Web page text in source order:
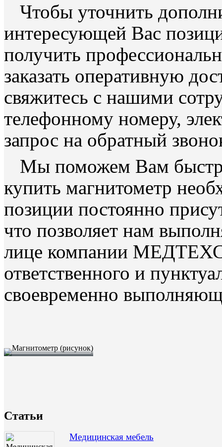
Чтобы уточнить
интересующей Вас
получить
заказать оперативную
свяжитесь с нашими
телефонному номеру,
запрос на обратный
Мы поможем Вам
купить магнитометр
позиции постоянно
что позволяет нам
лице компании
ответственного и
своевременно
Статьи
Медицинская мебель